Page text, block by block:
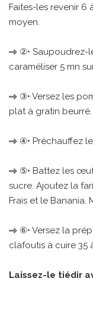
Faites-les revenir 6
moyen.
②• Saupoudrez-
caraméliser 5 mn
③• Versez les
plat à gratin beurré.
④• Préchauffez
⑤• Battez les
sucre. Ajoutez la
Frais et le Banania.
⑥• Versez la
clafoutis à cuire 35
Laissez-le tiédir